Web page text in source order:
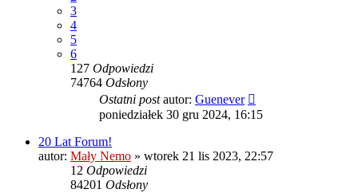
3
4
5
6
127 Odpowiedzi
74764 Odsłony
Ostatni postautor: Guenever
poniedziałek 30 gru 2024, 16:15
20 Lat Forum!
autor: Mały Nemo » wtorek 21 lis 2023, 22:57
12 Odpowiedzi
84201 Odsłony